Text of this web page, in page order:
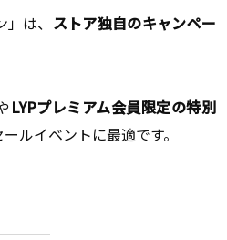
は、 ストア独自のキャンペー
LYPプレミアム会員限定の特別
ルイベントに最適です。